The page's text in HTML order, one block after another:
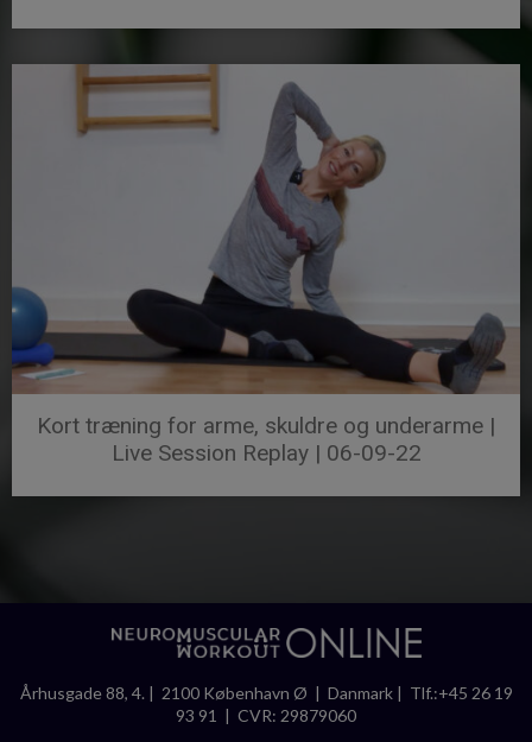
Kort træning for arme, skuldre og underarme |
Live Session Replay | 06-09-22
Århusgade 88, 4. | 2100 København Ø | Danmark | Tlf.:+45 26 19
93 91 | CVR: 29879060